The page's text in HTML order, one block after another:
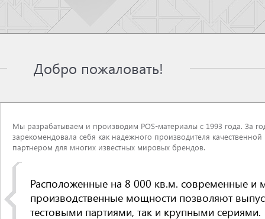
Добро пожаловать!
Мы разрабатываем и производим POS-материалы с 1993 года. За
зарекомендовала себя как надежного производителя
партнером для многих известных мировых брендов.
Расположенные на 8 000 кв.м. современные и
производственные мощности позволяют
тестовыми партиями, так и крупными сериями.